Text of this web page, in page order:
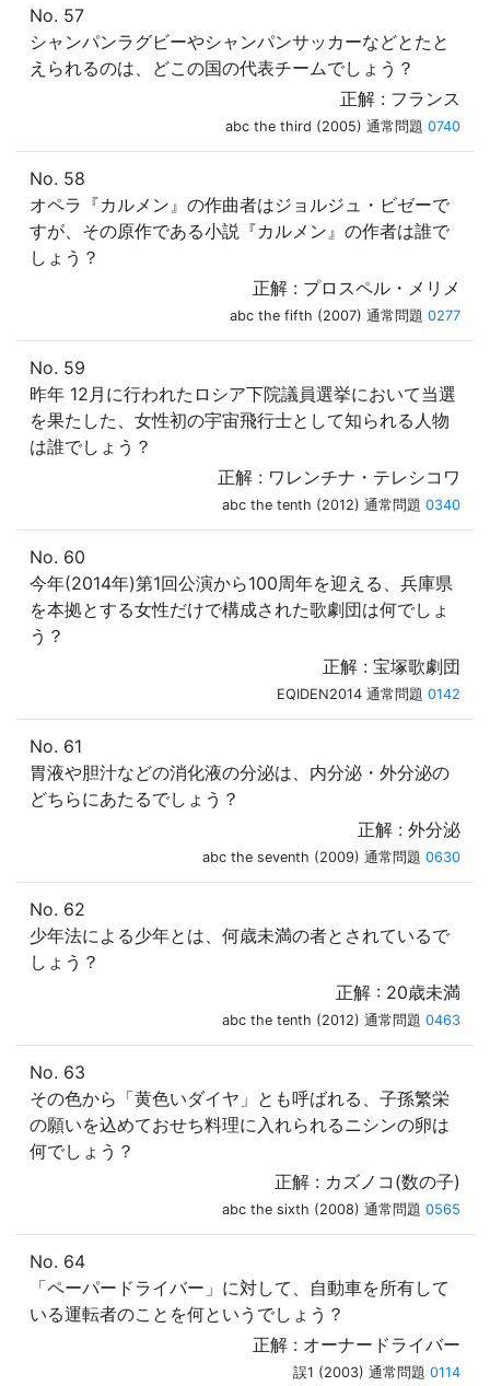
No. 57
シャンパンラグビーやシャンパンサッカーなどとたと
えられるのは、どこの国の代表チームでしょう？
正解 : フランス
abc the third (2005) 通常問題 0740
No. 58
オペラ『カルメン』の作曲者はジョルジュ・ビゼーで
すが、その原作である小説『カルメン』の作者は誰で
しょう？
正解 : プロスペル・メリメ
abc the fifth (2007) 通常問題 0277
No. 59
昨年 12月に行われたロシア下院議員選挙において当選
を果たした、女性初の宇宙飛行士として知られる人物
は誰でしょう？
正解 : ワレンチナ・テレシコワ
abc the tenth (2012) 通常問題 0340
No. 60
今年(2014年)第1回公演から100周年を迎える、兵庫県
を本拠とする女性だけで構成された歌劇団は何でしょ
う？
正解 : 宝塚歌劇団
EQIDEN2014 通常問題 0142
No. 61
胃液や胆汁などの消化液の分泌は、内分泌・外分泌の
どちらにあたるでしょう？
正解 : 外分泌
abc the seventh (2009) 通常問題 0630
No. 62
少年法による少年とは、何歳未満の者とされているで
しょう？
正解 : 20歳未満
abc the tenth (2012) 通常問題 0463
No. 63
その色から「黄色いダイヤ」とも呼ばれる、子孫繁栄
の願いを込めておせち料理に入れられるニシンの卵は
何でしょう？
正解 : カズノコ(数の子)
abc the sixth (2008) 通常問題 0565
No. 64
「ペーパードライバー」に対して、自動車を所有して
いる運転者のことを何というでしょう？
正解 : オーナードライバー
誤1 (2003) 通常問題 0114